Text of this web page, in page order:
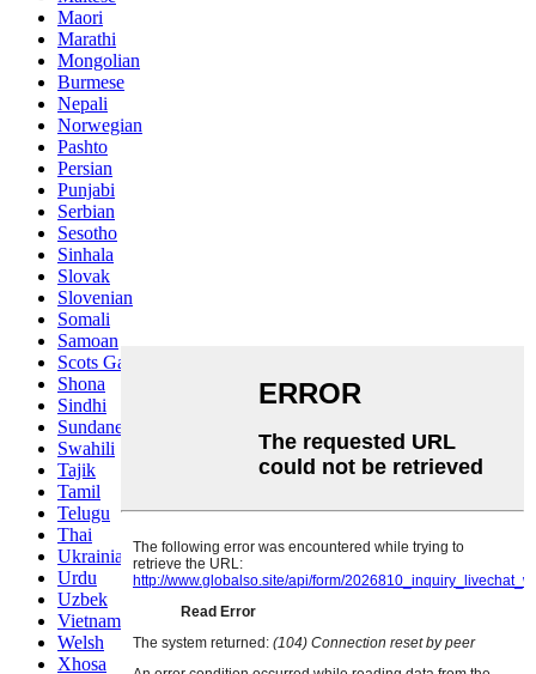
Maori
Marathi
Mongolian
Burmese
Nepali
Norwegian
Pashto
Persian
Punjabi
Serbian
Sesotho
Sinhala
Slovak
Slovenian
Somali
Samoan
Scots Gaelic
Shona
Sindhi
Sundanese
Swahili
Tajik
Tamil
Telugu
Thai
Ukrainian
Urdu
Uzbek
Vietnamese
Welsh
Xhosa